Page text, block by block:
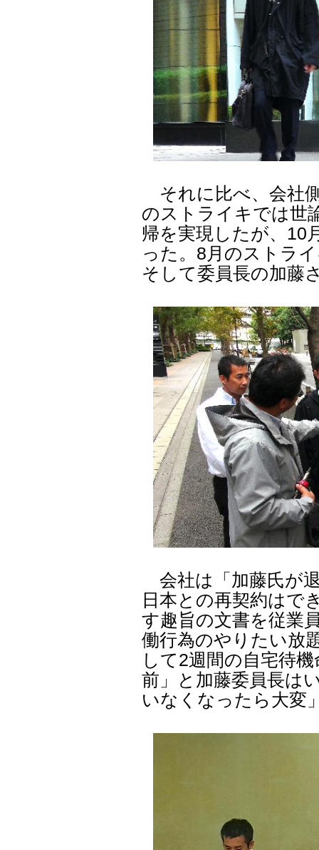
それに比べ、会社
のストライキでは世
帰を実現したが、10
った。8月のストラ
そして委員長の加藤
会社は「加藤氏が
日本との再契約はで
す趣旨の文書を従業
働行為のやりたい放
して2週間の自宅待
前」と加藤委員長は
いなくなったら大変